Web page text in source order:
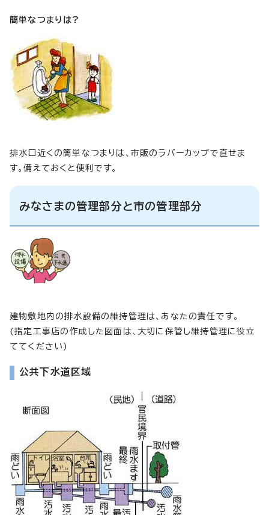
簡単なつまりは?
排水口近くの簡単なつまりは、市販のラバーカップで直せま
す。備えておくと便利です。
みなさまの管理部分と市の管理部分
建物敷地内の排水設備の維持管理は、あなたの責任です。
(指定工事店の作成した図面は、大切に保管し維持管理に役立
ててください)
公共下水道区域